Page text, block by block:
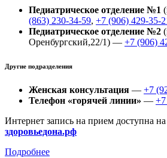
Педиатрическое отделение №1
(863) 230-34-59, +7 (906) 429-35-
Педиатрическое отделение №2
Оренбургский,22/1) — +7 (906)
Другие подразделения
Женская консультация — +7
Телефон «горячей линии» —
Интернет запись на прием доступна на
здоровьедона.рф
Подробнее